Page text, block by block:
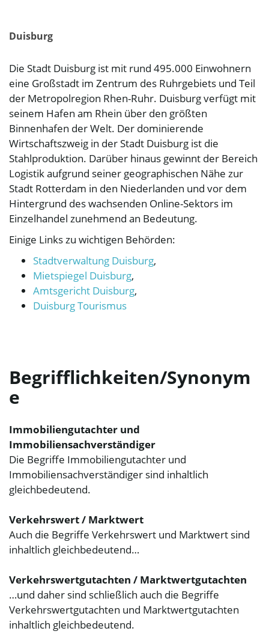
Duisburg
Die Stadt Duisburg ist mit rund 495.000 Einwohnern
eine Großstadt im Zentrum des Ruhrgebiets und Teil
der Metropolregion Rhen-Ruhr. Duisburg verfügt mit
seinem Hafen am Rhein über den größten
Binnenhafen der Welt. Der dominierende
Wirtschaftszweig in der Stadt Duisburg ist die
Stahlproduktion. Darüber hinaus gewinnt der Bereich
Logistik aufgrund seiner geographischen Nähe zur
Stadt Rotterdam in den Niederlanden und vor dem
Hintergrund des wachsenden Online-Sektors im
Einzelhandel zunehmend an Bedeutung.
Einige Links zu wichtigen Behörden:
Stadtverwaltung Duisburg,
Mietspiegel Duisburg,
Amtsgericht Duisburg,
Duisburg Tourismus
Begrifflichkeiten/Synonym
e
Immobiliengutachter und
Immobiliensachverständiger
Die Begriffe Immobiliengutachter und
Immobiliensachverständiger sind inhaltlich
gleichbedeutend.
Verkehrswert / Marktwert
Auch die Begriffe Verkehrswert und Marktwert sind
inhaltlich gleichbedeutend…
Verkehrswertgutachten / Marktwertgutachten
…und daher sind schließlich auch die Begriffe
Verkehrswertgutachten und Marktwertgutachten
inhaltlich gleichbedeutend.